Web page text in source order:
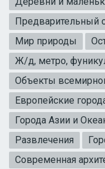
Предварительный
Мир природы
Ж/д, метро,
Объекты
Европейские
Города Азии и
Развлечения
Современная